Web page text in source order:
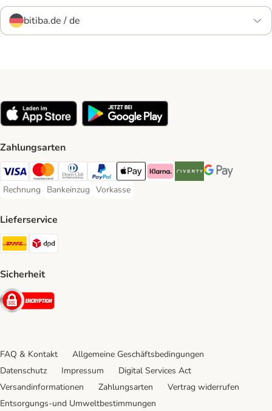
bitiba.de / de
Zahlungsarten
Visa Payment Method
Mastercard Payment Method
Diners Club Payment Method
PayPal Payment Method
Apple Pay Payment Method
Klarna Payment Method
Riverty Payment Method
Google Pay
Rechnung
Rechnung Payment Method
Bankeinzug
Bankeinzug Payment Method
Vorkasse
Vorkasse Payment Method
Lieferservice
DHL Shipping Method
Sicherheit
Security
FAQ & Kontakt
Allgemeine Geschäftsbedingungen
Datenschutz
Impressum
Digital Services Act
Versandinformationen
Zahlungsarten
Vertrag widerrufen
Entsorgungs-und Umweltbestimmungen